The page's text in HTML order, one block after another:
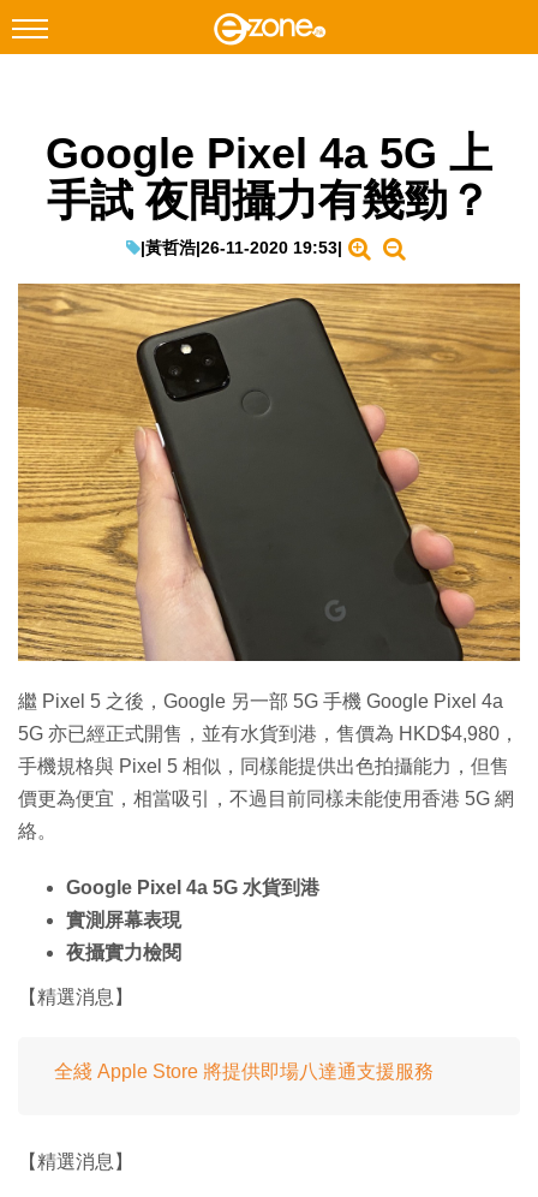
Facebook Instagram
科技焦點
遊戲動漫
教學評測
EduTech
IT Times
生成式AI與雲端應用
Enterprise Digital Transformation
特集
Google Pixel 4a 5G 上
手試 夜間攝力有幾勁？
|黃哲浩|26-11-2020 19:53|
繼 Pixel 5 之後，Google 另一部 5G 手機 Google Pixel 4a
5G 亦已經正式開售，並有水貨到港，售價為 HKD$4,980，
手機規格與 Pixel 5 相似，同樣能提供出色拍攝能力，但售
價更為便宜，相當吸引，不過目前同樣未能使用香港 5G 網
絡。
Google Pixel 4a 5G 水貨到港
實測屏幕表現
夜攝實力檢閱
【精選消息】
全綫 Apple Store 將提供即場八達通支援服務
【精選消息】